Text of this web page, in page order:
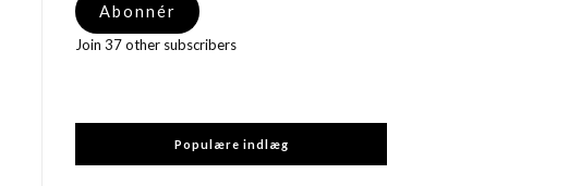
Abonnér
Join 37 other subscribers
Populære indlæg